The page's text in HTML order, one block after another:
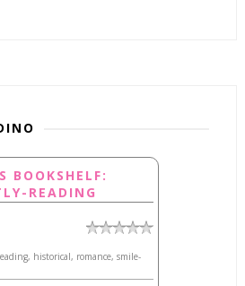
BOOKSHELF:
READING
historical, romance, smile-